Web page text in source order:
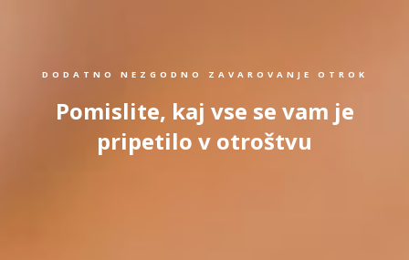
DODATNO NEZGODNO ZAVAROVANJE OTROK
Pomislite, kaj vse se vam je
pripetilo v otroštvu